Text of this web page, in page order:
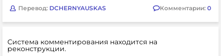
Перевод: DCHERNYAUSKAS Комментарии: 0
Система комментирования находится на
реконструкции.